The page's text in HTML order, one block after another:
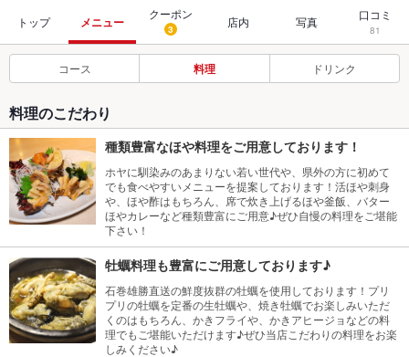
トップ メニュー
クーポン
3 店内 写真 口コミ
81
コース 料理 ドリンク
料理のこだわり
種類豊富なほや料理をご用意しております！
ホヤに馴染みのあまりない若い世代や、県外の方に初めて
でも食べやすいメニューを提案しております！活ほや刺身
や、ほや酢はもちろん、席で炊き上げるほや釜飯、バター
ほやカレーなど種類豊富にご用意♪ぜひ自慢の料理をご堪能
下さい！
牡蠣料理も豊富にご用意しております♪
石巻雄勝直送の鮮度抜群の牡蠣を使用しております！プリ
プリの牡蠣を定番の生牡蠣や、焼き牡蠣でお楽しみいただ
くのはもちろん、かきフライや、かきアヒージョなどの料
理でもご堪能いただけます♪ぜひ当店こだわりの料理をお楽
しみください♪